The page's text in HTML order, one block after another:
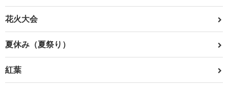
花火大会
夏休み（夏祭り）
紅葉